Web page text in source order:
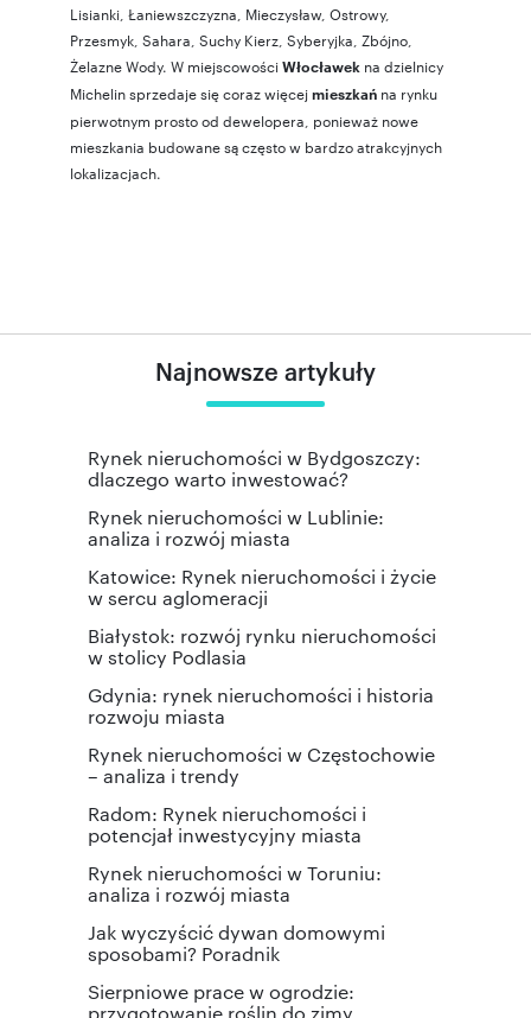
Lisianki Łaniewszczyzna Mieczysław, Ostrowy,
Przesmyk Sahara Suchy Kierz Syberyjka Zbójno
Żelazne Wody. W miejscowościWłocławek na dzielnicy
Michelin sprzedaje się coraz więcejmieszkań na rynku
pierwotnym prosto od dewelopera, ponieważ nowe
mieszkania budowane są często w bardzo atrakcyjnych
lokalizacjach.
Najnowsze artykuły
Rynek nieruchomości w Bydgoszczy:
dlaczego warto inwestować?
Rynek nieruchomości w Lublinie:
analiza i rozwój miasta
Katowice: Rynek nieruchomości i życie
w sercu aglomeracji
Białystok: rozwój rynku nieruchomości
w stolicy Podlasia
Gdynia: rynek nieruchomości i historia
rozwoju miasta
Rynek nieruchomości w Częstochowie
– analiza i trendy
Radom: Rynek nieruchomości i
potencjał inwestycyjny miasta
Rynek nieruchomości w Toruniu:
analiza i rozwój miasta
Jak wyczyścić dywan domowymi
sposobami? Poradnik
Sierpniowe prace w ogrodzie:
przygotowanie roślin do zimy